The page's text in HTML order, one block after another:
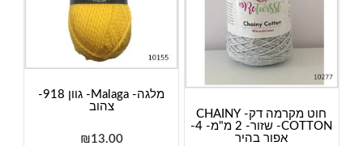
מלגה- Malaga- גוון 918-
צהוב
₪13.00
חוט מקרמה דק- CHAINY
COTTON- שזור- 2 מ"מ- 4-
אפור בהיר